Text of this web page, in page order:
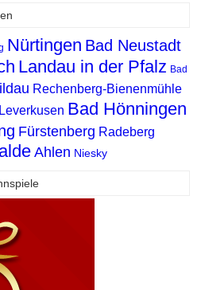
Nürtingen Bad Neustadt
Landau in der Pfalz Bad
Rechenberg-Bienenmühle
Leverkusen Bad Hönningen
Fürstenberg Radeberg
Ahlen Niesky